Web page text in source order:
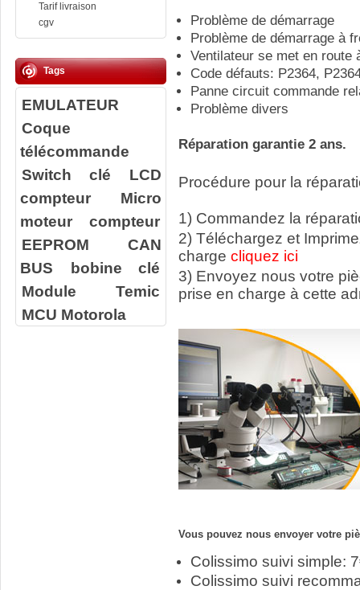
Tarif livraison
cgv
Tags
EMULATEUR
Coque
télécommande
Switch clé
LCD
compteur
Micro
moteur compteur
EEPROM
CAN
BUS
bobine clé
Module Temic
MCU Motorola
Problème de démarrage
Problème de démarrage à
Ventilateur se met en route
Code défauts: P2364,
Panne circuit commande
Problème divers
Réparation garantie 2 ans.
Procédure pour la
1) Commandez la
2) Téléchargez et
charge cliquez ici
3) Envoyez nous votre
prise en charge à cette
Vous pouvez nous envoyer votre
Colissimo suivi simple:
Colissimo suivi